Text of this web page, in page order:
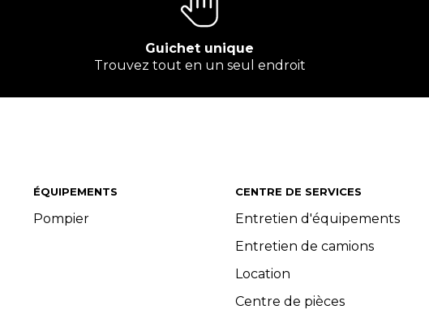
Guichet unique
Trouvez tout en un seul endroit
ÉQUIPEMENTS
Pompier
CENTRE DE SERVICES
Entretien d'équipements
Entretien de camions
Location
Centre de pièces